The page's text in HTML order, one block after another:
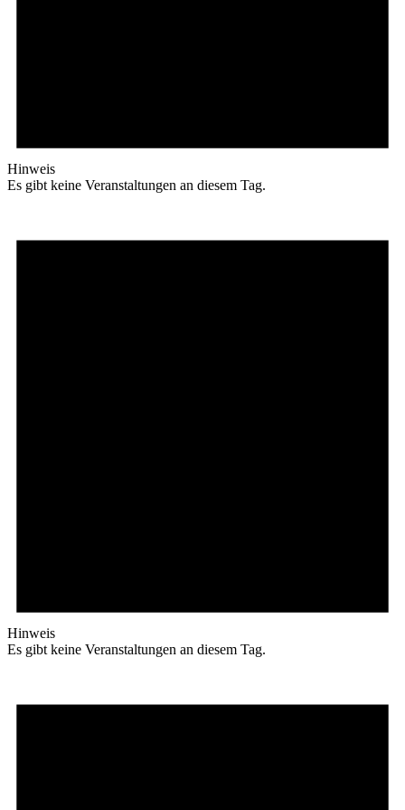
Hinweis
Es gibt keine Veranstaltungen an diesem Tag.
Hinweis
Es gibt keine Veranstaltungen an diesem Tag.